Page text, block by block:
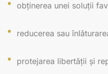
obținerea unei soluții
reducerea sau
protejarea libertății și